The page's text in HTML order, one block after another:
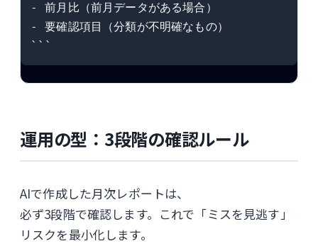
- 前月比（前月データがある場合）
- 要確認項目（分類が不明確なもの）
```
運用の型：3段階の確認ルール
AIで作成した月次レポートは、
必ず3段階で確認します。これで「ミスを見逃す」
リスクを最小化します。